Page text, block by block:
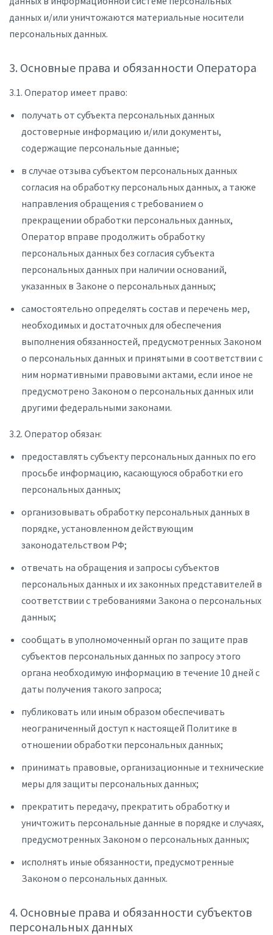
данных и/или уничтожаются материальные носители
персональных данных.
3. Основные права и обязанности Оператора
3.1. Оператор имеет право:
получать от субъекта персональных данных
достоверные информацию и/или документы,
содержащие персональные данные;
в случае отзыва субъектом персональных данных
согласия на обработку персональных данных, а также
направления обращения с требованием о
прекращении обработки персональных данных,
Оператор вправе продолжить обработку
персональных данных без согласия субъекта
персональных данных при наличии оснований,
указанных в Законе о персональных данных;
самостоятельно определять состав и перечень мер,
необходимых и достаточных для обеспечения
выполнения обязанностей, предусмотренных Законом
о персональных данных и принятыми в соответствии с
ним нормативными правовыми актами, если иное не
предусмотрено Законом о персональных данных или
другими федеральными законами.
3.2. Оператор обязан:
предоставлять субъекту персональных данных по его
просьбе информацию, касающуюся обработки его
персональных данных;
организовывать обработку персональных данных в
порядке, установленном действующим
законодательством РФ;
отвечать на обращения и запросы субъектов
персональных данных и их законных представителей в
соответствии с требованиями Закона о персональных
данных;
сообщать в уполномоченный орган по защите прав
субъектов персональных данных по запросу этого
органа необходимую информацию в течение 10 дней с
даты получения такого запроса;
публиковать или иным образом обеспечивать
неограниченный доступ к настоящей Политике в
отношении обработки персональных данных;
принимать правовые, организационные и технические
меры для защиты персональных данных;
прекратить передачу, прекратить обработку и
уничтожить персональные данные в порядке и случаях,
предусмотренных Законом о персональных данных;
исполнять иные обязанности, предусмотренные
Законом о персональных данных.
4. Основные права и обязанности субъектов
персональных данных